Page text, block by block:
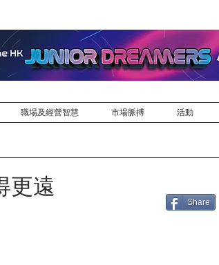
職場及經營智慧 市場脈搏 活動
更遠
Share